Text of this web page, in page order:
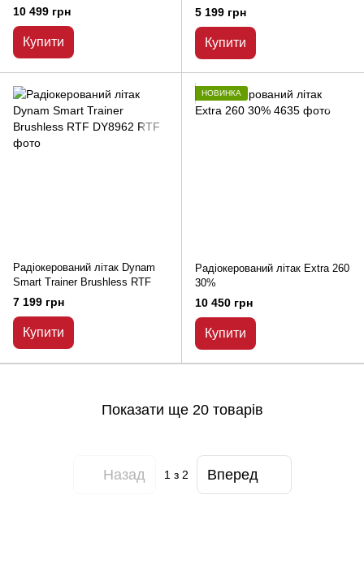
10 499 грн
Купити
5 199 грн
Купити
Радіокерований літак Dynam
Smart Trainer Brushless RTF
7 199 грн
Купити
НОВИНКА
Радіокерований літак Extra 260
30%
10 450 грн
Купити
Показати ще 20 товарів
Назад 1з 2 Вперед